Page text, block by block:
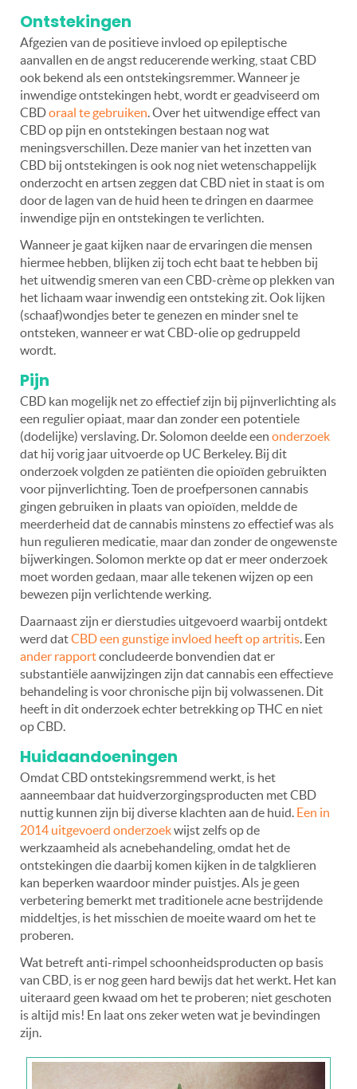
Ontstekingen
Afgezien van de positieve invloed op epileptische
aanvallen en de angst reducerende werking, staat CBD
ook bekend als een ontstekingsremmer. Wanneer je
inwendige ontstekingen hebt, wordt er geadviseerd om
CBDoraal te gebruiken. Over het uitwendige effect van
CBD op pijn en ontstekingen bestaan nog wat
meningsverschillen. Deze manier van het inzetten van
CBD bij ontstekingen is ook nog niet wetenschappelijk
onderzocht en artsen zeggen dat CBD niet in staat is om
door de lagen van de huid heen te dringen en daarmee
inwendige pijn en ontstekingen te verlichten.
Wanneer je gaat kijken naar de ervaringen die mensen
hiermee hebben, blijken zij toch echt baat te hebben bij
het uitwendig smeren van een CBD-crème op plekken van
het lichaam waar inwendig een ontsteking zit. Ook lijken
(schaaf)wondjes beter te genezen en minder snel te
ontsteken, wanneer er wat CBD-olie op gedruppeld
wordt.
Pijn
CBD kan mogelijk net zo effectief zijn bij pijnverlichting als
een regulier opiaat, maar dan zonder een potentiele
(dodelijke) verslaving. Dr. Solomon deelde een onderzoek
dat hij vorig jaar uitvoerde op UC Berkeley. Bij dit
onderzoek volgden ze patiënten die opioïden gebruikten
voor pijnverlichting. Toen de proefpersonen cannabis
gingen gebruiken in plaats van opioïden, meldde de
meerderheid dat de cannabis minstens zo effectief was als
hun regulieren medicatie, maar dan zonder de ongewenste
bijwerkingen. Solomon merkte op dat er meer onderzoek
moet worden gedaan, maar alle tekenen wijzen op een
bewezen pijn verlichtende werking.
Daarnaast zijn er dierstudies uitgevoerd waarbij ontdekt
werd datCBD een gunstige invloed heeft op artritis. Een
ander rapportconcludeerde bonvendien dat er
substantiële aanwijzingen zijn dat cannabis een effectieve
behandeling is voor chronische pijn bij volwassenen. Dit
heeft in dit onderzoek echter betrekking op THC en niet
op CBD.
Huidaandoeningen
Omdat CBD ontstekingsremmend werkt, is het
aanneembaar dat huidverzorgingsproducten met CBD
nuttig kunnen zijn bij diverse klachten aan de huid. Een in
2014 uitgevoerd onderzoekwijst zelfs op de
werkzaamheid als acnebehandeling, omdat het de
ontstekingen die daarbij komen kijken in de talgklieren
kan beperken waardoor minder puistjes. Als je geen
verbetering bemerkt met traditionele acne bestrijdende
middeltjes, is het misschien de moeite waard om het te
proberen.
Wat betreft anti-rimpel schoonheidsproducten op basis
van CBD, is er nog geen hard bewijs dat het werkt. Het kan
uiteraard geen kwaad om het te proberen; niet geschoten
is altijd mis! En laat ons zeker weten wat je bevindingen
zijn.